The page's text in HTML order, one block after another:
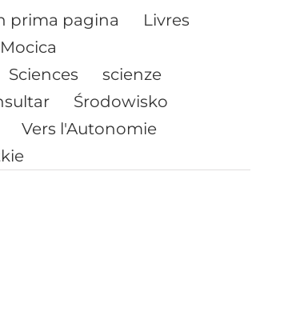
prima pagina
Livres
Mocica
Sciences
scienze
Środowisko
Vers l'Autonomie